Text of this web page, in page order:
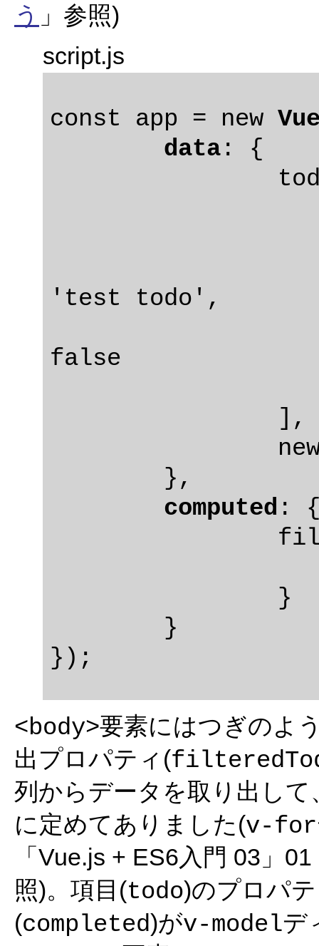
う 」参照)
script.js
const app = new
data : {
'test todo',
false
computed :
<body>要素にはつぎのよ
出プロパティ(
列からデータを取り出して
に定めてありました(v-for
「Vue.js + ES6入門 03」01
照)。項目(todo)のプロパ
(completed)がv-modelデ